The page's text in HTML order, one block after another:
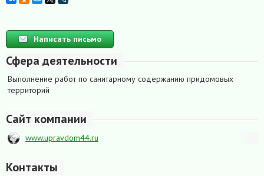
Написать письмо
Сфера деятельности
Выполнение работ по санитарному содержанию придомовых
территорий
Сайт компании
www.upravdom44.ru
Контакты